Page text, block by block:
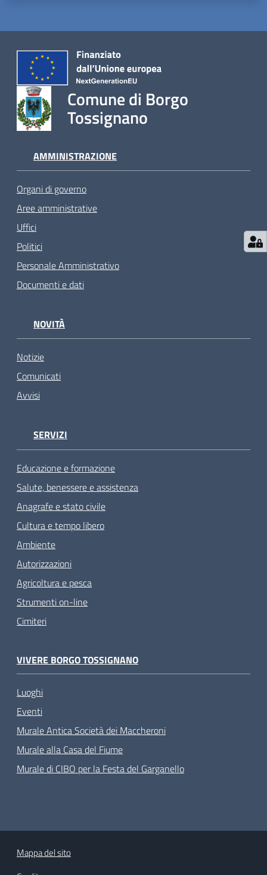
Comune di Borgo
Tossignano
AMMINISTRAZIONE
Organi di governo
Aree amministrative
Uffici
Politici
Personale Amministrativo
Documenti e dati
NOVITÀ
Notizie
Comunicati
Avvisi
SERVIZI
Educazione e formazione
Salute, benessere e assistenza
Anagrafe e stato civile
Cultura e tempo libero
Ambiente
Autorizzazioni
Agricoltura e pesca
Strumenti on-line
Cimiteri
VIVERE BORGO TOSSIGNANO
Luoghi
Eventi
Murale Antica Società dei Maccheroni
Murale alla Casa del Fiume
Murale di CIBO per la Festa del Garganello
Mappa del sito